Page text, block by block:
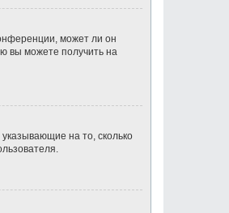
может ли он
вы можете получить на
на то, сколько